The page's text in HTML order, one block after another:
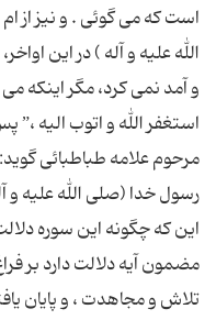
است كه مى گوئى . و نیز از
الله علیه و آله ) در این
و آمد نمى كرد، مگر اینكه
استغفر الله و اتوب الیه
مرحوم علامه طباطبائى گوید:
رسول خدا (صلى الله علیه و
این كه چگونه این سوره
مضمون آیه دلالت دارد بر
تلاش و مجاهدت ، و پایان